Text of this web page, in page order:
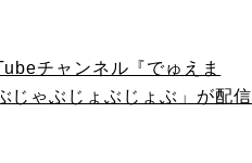
チャンネル『でゅえま
じゃぶじょぶじょぶ」が配信